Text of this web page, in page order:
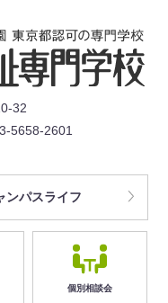
32
5658-2601
ンパスライフ
個別相談会